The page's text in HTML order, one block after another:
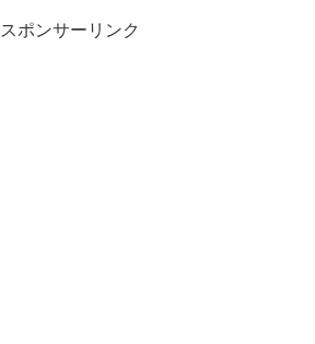
スポンサーリンク